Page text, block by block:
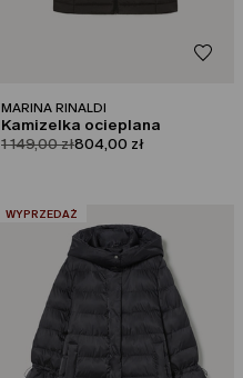
MARINA RINALDI
Kamizelka ocieplana
product.price.original
1 149,00 złproduct.price.sale
804,00 zł
:WYPRZEDAŻ